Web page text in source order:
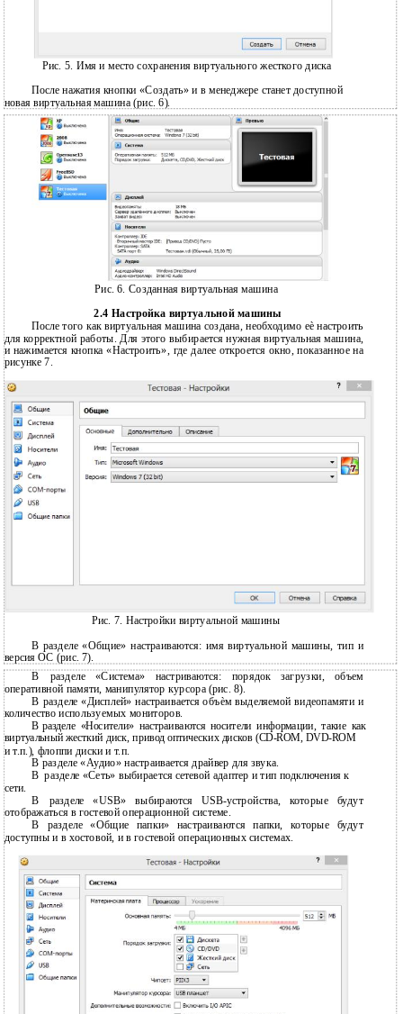
Рис. 5. Имя и место сохранения виртуального жесткого диска
После нажатия кнопки «Создать» и в менеджере станет доступной
новая виртуальная машина (рис. 6).
Рис. 6. Созданная виртуальная машина
2.4 Настройка виртуальной машины
После того как виртуальная машина создана, необходимо еѐ настроить
для корректной работы. Для этого выбирается нужная виртуальная машина,
и нажимается кнопка «Настроить», где далее откроется окно, показанное на
рисунке 7.
Рис. 7. Настройки виртуальной машины
В разделе «Общие» настраиваются: имя виртуальной машины, тип и
версия ОС (рис. 7).
В
разделе «Система» настриваются: порядок загрузки, объем
оперативной памяти, манипулятор курсора (рис. 8).
В разделе «Дисплей» настраивается объѐм выделяемой видеопамяти и
количество используемых мониторов.
В разделе «Носители» настраиваются носители информации, такие как
виртуальный жесткий диск, привод оптических дисков (CD-ROM, DVD-ROM
и т.п.), флоппи диски и т.п.
В разделе «Аудио» настраивается драйвер для звука.
В разделе «Сеть» выбирается сетевой адаптер и тип подключения к
сети.
В разделе «USB» выбираются USB-устройства, которые будут
отображаться в гостевой операционной системе.
В разделе «Общие папки» настраиваются папки, которые будут
доступны и в хостовой, и в гостевой операционных системах.